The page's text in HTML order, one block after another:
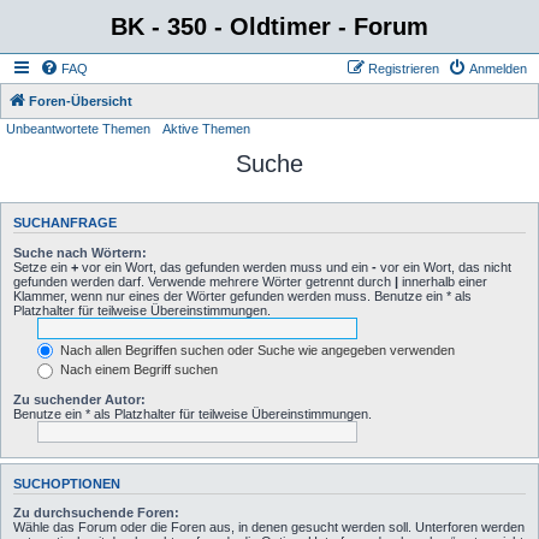
BK - 350 - Oldtimer - Forum
FAQ Anmelden
Registrieren
Foren-Übersicht
Unbeantwortete Themen
Aktive Themen
Suche
SUCHANFRAGE
Suche nach Wörtern:
Setze ein + vor ein Wort, das gefunden werden muss und ein - vor ein Wort, das nicht
gefunden werden darf. Verwende mehrere Wörter getrennt durch | innerhalb einer
Klammer, wenn nur eines der Wörter gefunden werden muss. Benutze ein * als
Platzhalter für teilweise Übereinstimmungen.
Nach allen Begriffen suchen oder Suche wie angegeben verwenden
Nach einem Begriff suchen
Zu suchender Autor:
Benutze ein * als Platzhalter für teilweise Übereinstimmungen.
SUCHOPTIONEN
Zu durchsuchende Foren:
Wähle das Forum oder die Foren aus, in denen gesucht werden soll. Unterforen werden